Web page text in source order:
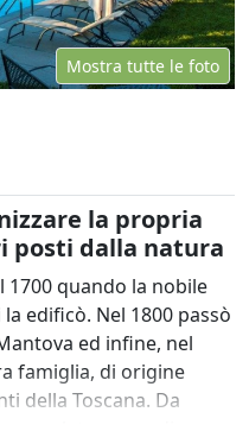
Mostra tutte le foto
la propria
posti dalla natura
1700 quando la nobile
edificò. Nel 1800 passò
ed infine, nel
famiglia, di origine
della Toscana. Da